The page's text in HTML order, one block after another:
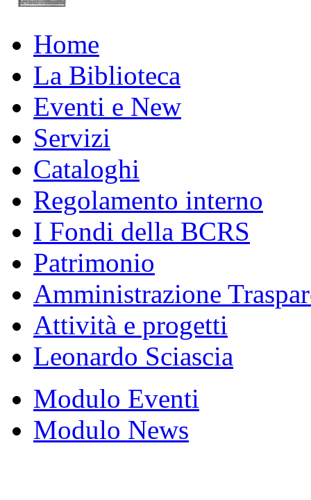
Home
La Biblioteca
Eventi e New
Servizi
Cataloghi
Regolamento interno
I Fondi della BCRS
Patrimonio
Amministrazione
Attività e progetti
Leonardo Sciascia
Modulo Eventi
Modulo News